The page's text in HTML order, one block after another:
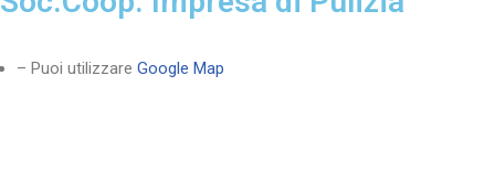
– Puoi utilizzare Google Map